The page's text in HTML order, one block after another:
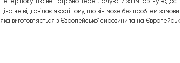
ціна не відповідає якості тому, що він може без проблем
яка виготовляється з Європейської сировини та на